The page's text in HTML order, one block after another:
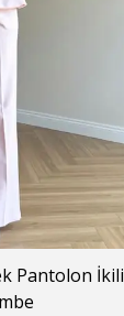
Pantolon İkili